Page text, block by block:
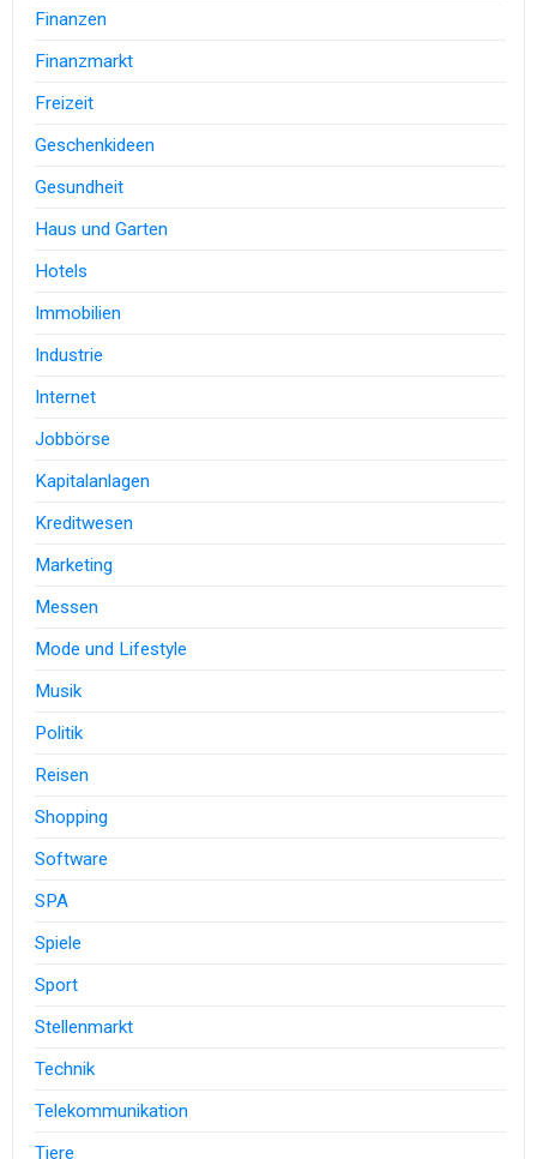
Finanzen
Finanzmarkt
Freizeit
Geschenkideen
Gesundheit
Haus und Garten
Hotels
Immobilien
Industrie
Internet
Jobbörse
Kapitalanlagen
Kreditwesen
Marketing
Messen
Mode und Lifestyle
Musik
Politik
Reisen
Shopping
Software
SPA
Spiele
Sport
Stellenmarkt
Technik
Telekommunikation
Tiere